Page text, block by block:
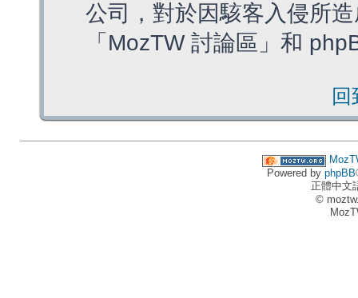
公司，對於因駭客入侵所
「MozTW 討論區」和
Powered by phpBB
正體中文
©